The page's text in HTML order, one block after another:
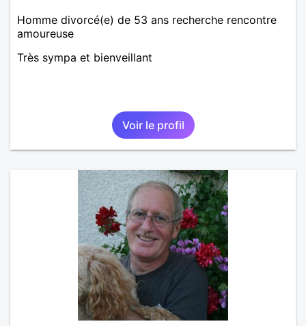
Homme divorcé(e) de 53 ans recherche rencontre
amoureuse
Très sympa et bienveillant
Voir le profil